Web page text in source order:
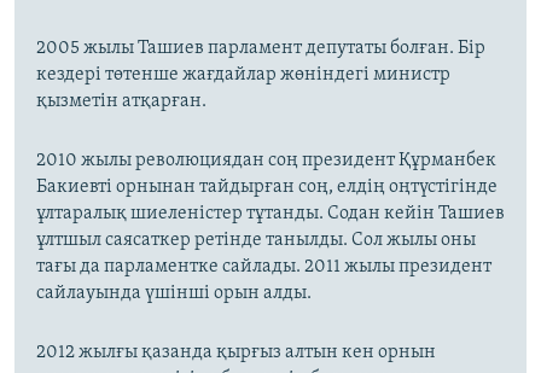
2005 жылы Ташиев парламент депутаты болған. Бір
кездері төтенше жағдайлар жөніндегі министр
қызметін атқарған.
2010 жылы революциядан соң президент Құрманбек
Бакиевті орнынан тайдырған соң, елдің оңтүстігінде
ұлтаралық шиеленістер тұтанды. Содан кейін Ташиев
ұлтшыл саясаткер ретінде танылды. Сол жылы оны
тағы да парламентке сайлады. 2011 жылы президент
сайлауында үшінші орын алды.
2012 жылғы қазанда қырғыз алтын кен орнын